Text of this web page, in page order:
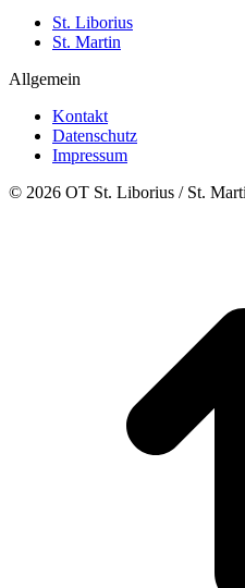
St. Liborius
St. Martin
Allgemein
Kontakt
Datenschutz
Impressum
© 2026 OT St. Liborius / St.